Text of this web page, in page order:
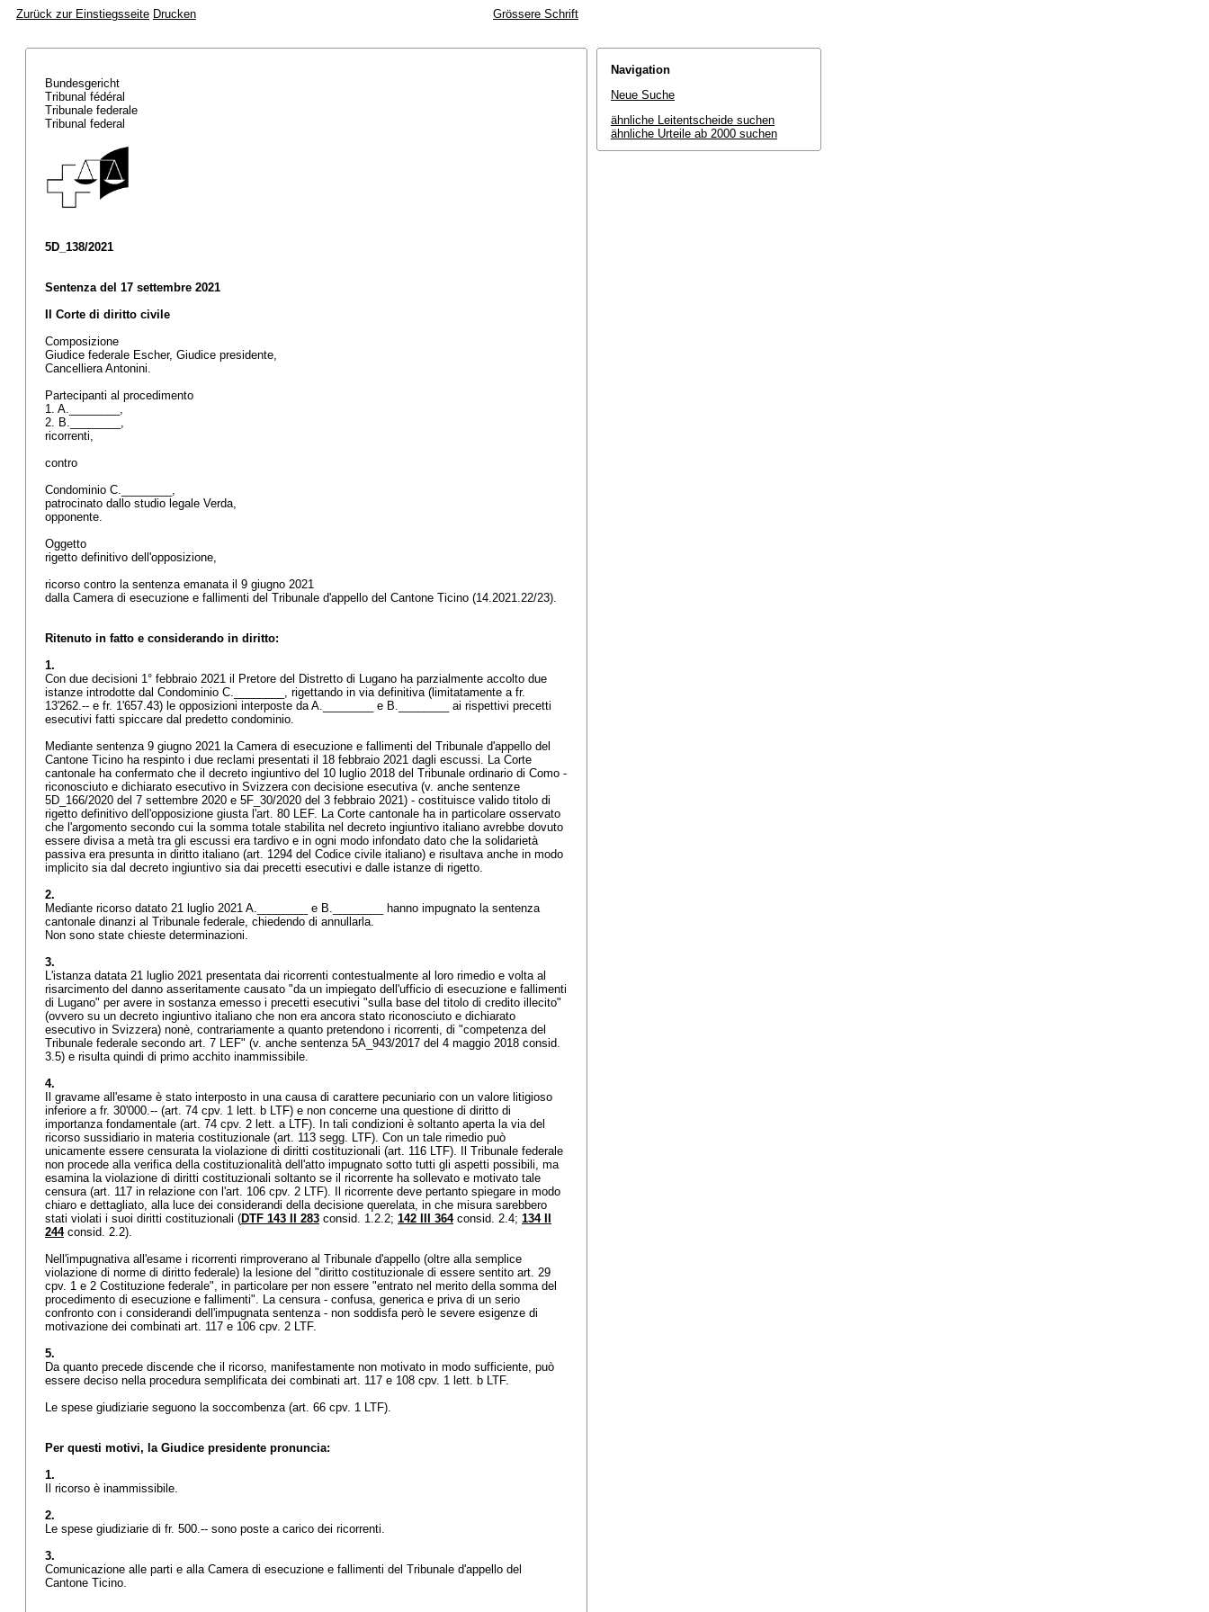
Zurück zur Einstiegsseite Drucken Grössere Schrift
Bundesgericht
Tribunal fédéral
Tribunale federale
Tribunal federal
5D_138/2021
Sentenza del 17 settembre 2021
II Corte di diritto civile
Composizione
Giudice federale Escher, Giudice presidente,
Cancelliera Antonini.
Partecipanti al procedimento
1. A.________,
2. B.________,
ricorrenti,
contro
Condominio C.________,
patrocinato dallo studio legale Verda,
opponente.
Oggetto
rigetto definitivo dell'opposizione,
ricorso contro la sentenza emanata il 9 giugno 2021
dalla Camera di esecuzione e fallimenti del Tribunale d'appello del Cantone Ticino (14.2021.22/23).
Ritenuto in fatto e considerando in diritto:
1.
Con due decisioni 1° febbraio 2021 il Pretore del Distretto di Lugano ha parzialmente accolto due
istanze introdotte dal Condominio C.________, rigettando in via definitiva (limitatamente a fr.
13'262.-- e fr. 1'657.43) le opposizioni interposte da A.________ e B.________ ai rispettivi precetti
esecutivi fatti spiccare dal predetto condominio.
Mediante sentenza 9 giugno 2021 la Camera di esecuzione e fallimenti del Tribunale d'appello del
Cantone Ticino ha respinto i due reclami presentati il 18 febbraio 2021 dagli escussi. La Corte
cantonale ha confermato che il decreto ingiuntivo del 10 luglio 2018 del Tribunale ordinario di Como -
riconosciuto e dichiarato esecutivo in Svizzera con decisione esecutiva (v. anche sentenze
5D_166/2020 del 7 settembre 2020 e 5F_30/2020 del 3 febbraio 2021) - costituisce valido titolo di
rigetto definitivo dell'opposizione giusta l'art. 80 LEF. La Corte cantonale ha in particolare osservato
che l'argomento secondo cui la somma totale stabilita nel decreto ingiuntivo italiano avrebbe dovuto
essere divisa a metà tra gli escussi era tardivo e in ogni modo infondato dato che la solidarietà
passiva era presunta in diritto italiano (art. 1294 del Codice civile italiano) e risultava anche in modo
implicito sia dal decreto ingiuntivo sia dai precetti esecutivi e dalle istanze di rigetto.
2.
Mediante ricorso datato 21 luglio 2021 A.________ e B.________ hanno impugnato la sentenza
cantonale dinanzi al Tribunale federale, chiedendo di annullarla.
Non sono state chieste determinazioni.
3.
L'istanza datata 21 luglio 2021 presentata dai ricorrenti contestualmente al loro rimedio e volta al
risarcimento del danno asseritamente causato "da un impiegato dell'ufficio di esecuzione e fallimenti
di Lugano" per avere in sostanza emesso i precetti esecutivi "sulla base del titolo di credito illecito"
(ovvero su un decreto ingiuntivo italiano che non era ancora stato riconosciuto e dichiarato
esecutivo in Svizzera) nonè, contrariamente a quanto pretendono i ricorrenti, di "competenza del
Tribunale federale secondo art. 7 LEF" (v. anche sentenza 5A_943/2017 del 4 maggio 2018 consid.
3.5) e risulta quindi di primo acchito inammissibile.
4.
Il gravame all'esame è stato interposto in una causa di carattere pecuniario con un valore litigioso
inferiore a fr. 30'000.-- (art. 74 cpv. 1 lett. b LTF) e non concerne una questione di diritto di
importanza fondamentale (art. 74 cpv. 2 lett. a LTF). In tali condizioni è soltanto aperta la via del
ricorso sussidiario in materia costituzionale (art. 113 segg. LTF). Con un tale rimedio può
unicamente essere censurata la violazione di diritti costituzionali (art. 116 LTF). Il Tribunale federale
non procede alla verifica della costituzionalità dell'atto impugnato sotto tutti gli aspetti possibili, ma
esamina la violazione di diritti costituzionali soltanto se il ricorrente ha sollevato e motivato tale
censura (art. 117 in relazione con l'art. 106 cpv. 2 LTF). Il ricorrente deve pertanto spiegare in modo
chiaro e dettagliato, alla luce dei considerandi della decisione querelata, in che misura sarebbero
stati violati i suoi diritti costituzionali (DTF 143 II 283 consid. 1.2.2; 142 III 364consid. 2.4; 134 II
244consid. 2.2).
Nell'impugnativa all'esame i ricorrenti rimproverano al Tribunale d'appello (oltre alla semplice
violazione di norme di diritto federale) la lesione del "diritto costituzionale di essere sentito art. 29
cpv. 1 e 2 Costituzione federale", in particolare per non essere "entrato nel merito della somma del
procedimento di esecuzione e fallimenti". La censura - confusa, generica e priva di un serio
confronto con i considerandi dell'impugnata sentenza - non soddisfa però le severe esigenze di
motivazione dei combinati art. 117 e 106 cpv. 2 LTF.
5.
Da quanto precede discende che il ricorso, manifestamente non motivato in modo sufficiente, può
essere deciso nella procedura semplificata dei combinati art. 117 e 108 cpv. 1 lett. b LTF.
Le spese giudiziarie seguono la soccombenza (art. 66 cpv. 1 LTF).
Per questi motivi, la Giudice presidente pronuncia:
1.
Il ricorso è inammissibile.
2.
Le spese giudiziarie di fr. 500.-- sono poste a carico dei ricorrenti.
3.
Comunicazione alle parti e alla Camera di esecuzione e fallimenti del Tribunale d'appello del
Cantone Ticino.
Navigation
Neue Suche
ähnliche Leitentscheide suchen
ähnliche Urteile ab 2000 suchen